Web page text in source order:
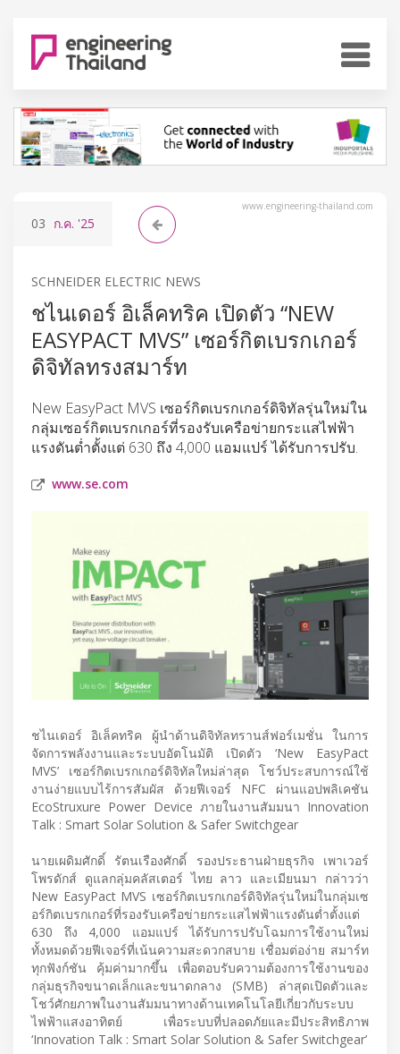
www.engineering-thailand.com
03 ก.ค. '25
SCHNEIDER ELECTRIC NEWS
ชไนเดอร์ อิเล็คทริค เปิดตัว “NEW
EASYPACT MVS” เซอร์กิตเบรกเกอร์
ดิจิทัลทรงสมาร์ท
New EasyPact MVS เซอร์กิตเบรกเกอร์ดิจิทัลรุ่นใหม่ใน
กลุ่มเซอร์กิตเบรกเกอร์ที่รองรับเครือข่ายกระแสไฟฟ้า
แรงดันต่ำตั้งแต่ 630 ถึง 4,000 แอมแปร์ ได้รับการปรับ.
www.se.com
ชไนเดอร์ อิเล็คทริค ผู้นำด้านดิจิทัลทรานส์ฟอร์เมชั่น ในการ
จัดการพลังงานและระบบอัตโนมัติ เปิดตัว ‘New EasyPact
MVS’ เซอร์กิตเบรกเกอร์ดิจิทัลใหม่ล่าสุด โชว์ประสบการณ์ใช้
งานง่ายแบบไร้การสัมผัส ด้วยฟีเจอร์ NFC ผ่านแอปพลิเคชัน
EcoStruxure Power Device ภายในงานสัมมนา Innovation
Talk : Smart Solar Solution & Safer Switchgear
นายเผดิมศักดิ์ รัตนเรืองศักดิ์ รองประธานฝ่ายธุรกิจ เพาเวอร์
โพรดักส์ ดูแลกลุ่มคลัสเตอร์ ไทย ลาว และเมียนมา กล่าวว่า
New EasyPact MVS เซอร์กิตเบรกเกอร์ดิจิทัลรุ่นใหม่ในกลุ่มเซ
อร์กิตเบรกเกอร์ที่รองรับเครือข่ายกระแสไฟฟ้าแรงดันต่ำตั้งแต่
630 ถึง 4,000 แอมแปร์ ได้รับการปรับโฉมการใช้งานใหม่
ทั้งหมดด้วยฟีเจอร์ที่เน้นความสะดวกสบาย เชื่อมต่อง่าย สมาร์ท
ทุกฟังก์ชัน คุ้มค่ามากขึ้น เพื่อตอบรับความต้องการใช้งานของ
กลุ่มธุรกิจขนาดเล็กและขนาดกลาง (SMB) ล่าสุดเปิดตัวและ
โชว์ศักยภาพในงานสัมมนาทางด้านเทคโนโลยีเกี่ยวกับระบบ
ไฟฟ้าแสงอาทิตย์ เพื่อระบบที่ปลอดภัยและมีประสิทธิภาพ
‘Innovation Talk : Smart Solar Solution & Safer Switchgear’